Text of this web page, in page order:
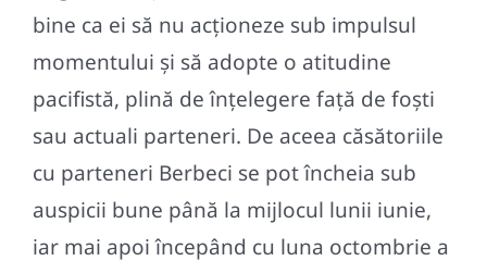
bine ca ei să nu acționeze sub impulsul
momentului și să adopte o atitudine
pacifistă, plină de înțelegere față de foști
sau actuali parteneri. De aceea căsătoriile
cu parteneri Berbeci se pot încheia sub
auspicii bune până la mijlocul lunii iunie,
iar mai apoi începând cu luna octombrie a